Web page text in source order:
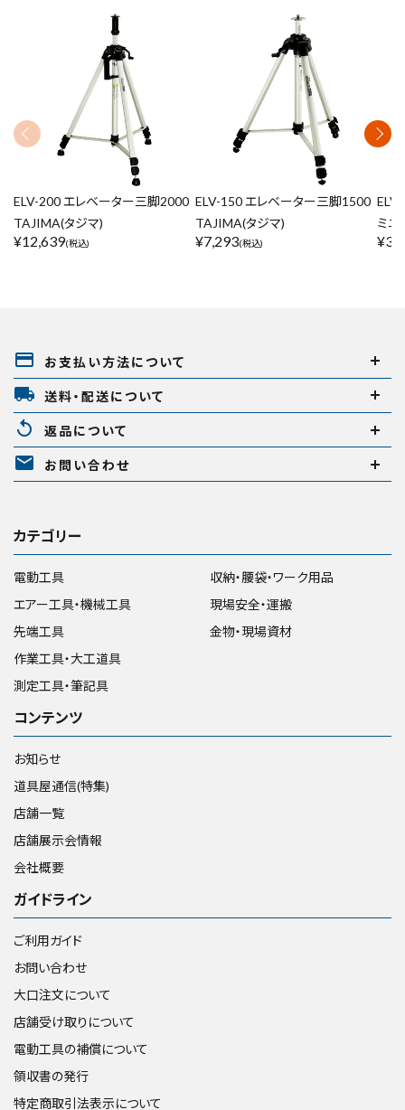
ELV-200 エレベーター三脚2000
TAJIMA(タジマ)
¥12,639(税込)
ELV-150 エレベーター三脚1500
TAJIMA(タジマ)
¥7,293(税込)
ミニ
¥
payment お支払い方法について
local_shipping 送料・配送について
replay 返品について
mail お問い合わせ
カテゴリー
電動工具
エアー工具・機械工具
先端工具
作業工具・大工道具
測定工具・筆記具
収納・腰袋・ワーク用品
現場安全・運搬
金物・現場資材
コンテンツ
お知らせ
道具屋通信(特集)
店舗一覧
店舗展示会情報
会社概要
ガイドライン
ご利用ガイド
お問い合わせ
大口注文について
店舗受け取りについて
電動工具の補償について
領収書の発行
特定商取引法表示について